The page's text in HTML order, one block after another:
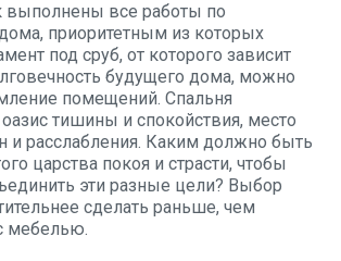
выполнены все работы по
приоритетным из которых
под сруб, от которого зависит
будущего дома, можно
помещений. Спальня
тишины и спокойствия, место
и расслабления. Каким должно быть
царства покоя и страсти, чтобы
эти разные цели? Выбор
сделать раньше, чем
мебелью.